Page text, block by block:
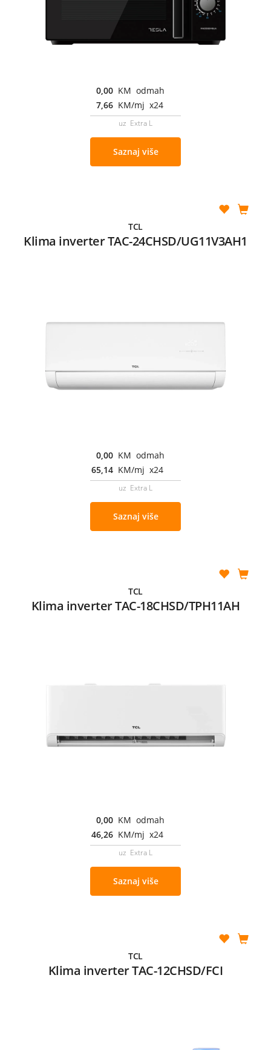
0,00 KM odmah
7,66 KM/mj x24
uz Extra L
Saznaj više
TCL
Klima inverter TAC-24CHSD/UG11V3AH1
0,00 KM odmah
65,14 KM/mj x24
uz Extra L
Saznaj više
TCL
Klima inverter TAC-18CHSD/TPH11AH
0,00 KM odmah
46,26 KM/mj x24
uz Extra L
Saznaj više
TCL
Klima inverter TAC-12CHSD/FCI